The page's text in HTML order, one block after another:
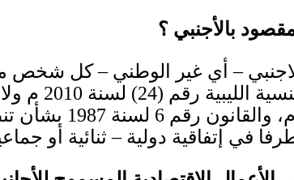
بالأجنبي ؟
– أي غير الوطني – كل شخص
الليبية رقم (24) لسنة 2010 م
والقانون رقم 6 لسنة 1987 بشأن
في إتفاقية دولية – ثنائية أو